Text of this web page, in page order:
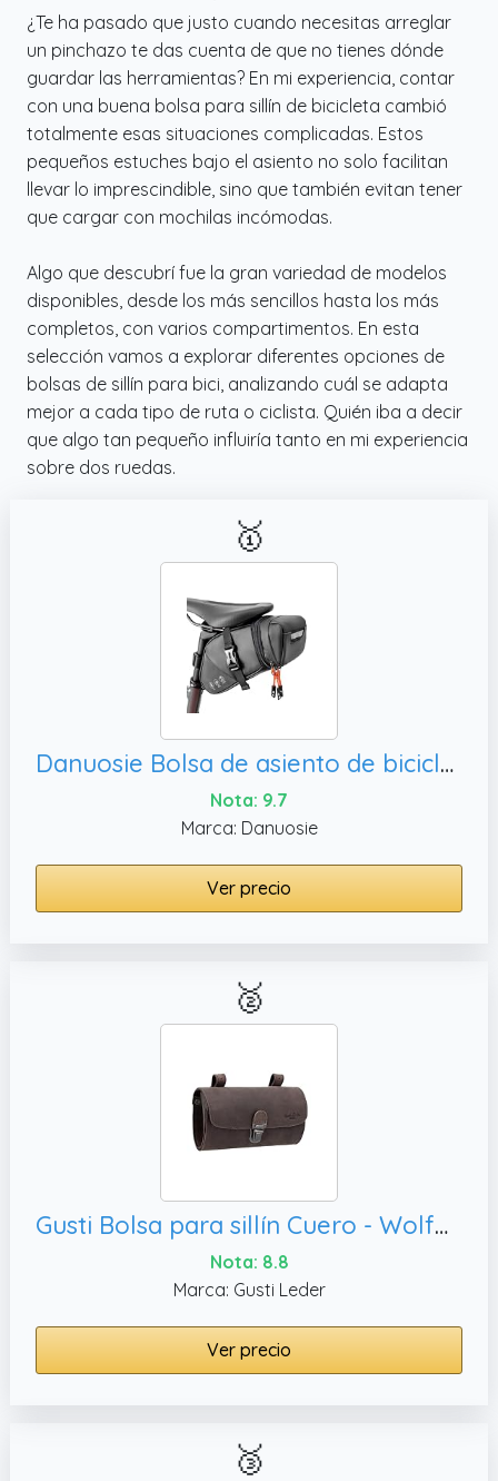
¿Te ha pasado que justo cuando necesitas arreglar
un pinchazo te das cuenta de que no tienes dónde
guardar las herramientas? En mi experiencia, contar
con una buena bolsa para sillín de bicicleta cambió
totalmente esas situaciones complicadas. Estos
pequeños estuches bajo el asiento no solo facilitan
llevar lo imprescindible, sino que también evitan tener
que cargar con mochilas incómodas.
Algo que descubrí fue la gran variedad de modelos
disponibles, desde los más sencillos hasta los más
completos, con varios compartimentos. En esta
selección vamos a explorar diferentes opciones de
bolsas de sillín para bici, analizando cuál se adapta
mejor a cada tipo de ruta o ciclista. Quién iba a decir
que algo tan pequeño influiría tanto en mi experiencia
sobre dos ruedas.
🥇
Danuosie Bolsa de asiento de bicicleta, paquete de asiento de bicicleta para bicicletas de montaña
Nota: 9.7
Marca: Danuosie
Ver precio
🥈
Gusti Bolsa para sillín Cuero - Wolfgang L. Bolso de Herramientas de Bicicleta Bolsa de Herramientas marrón Vintage
Nota: 8.8
Marca: Gusti Leder
Ver precio
🥉